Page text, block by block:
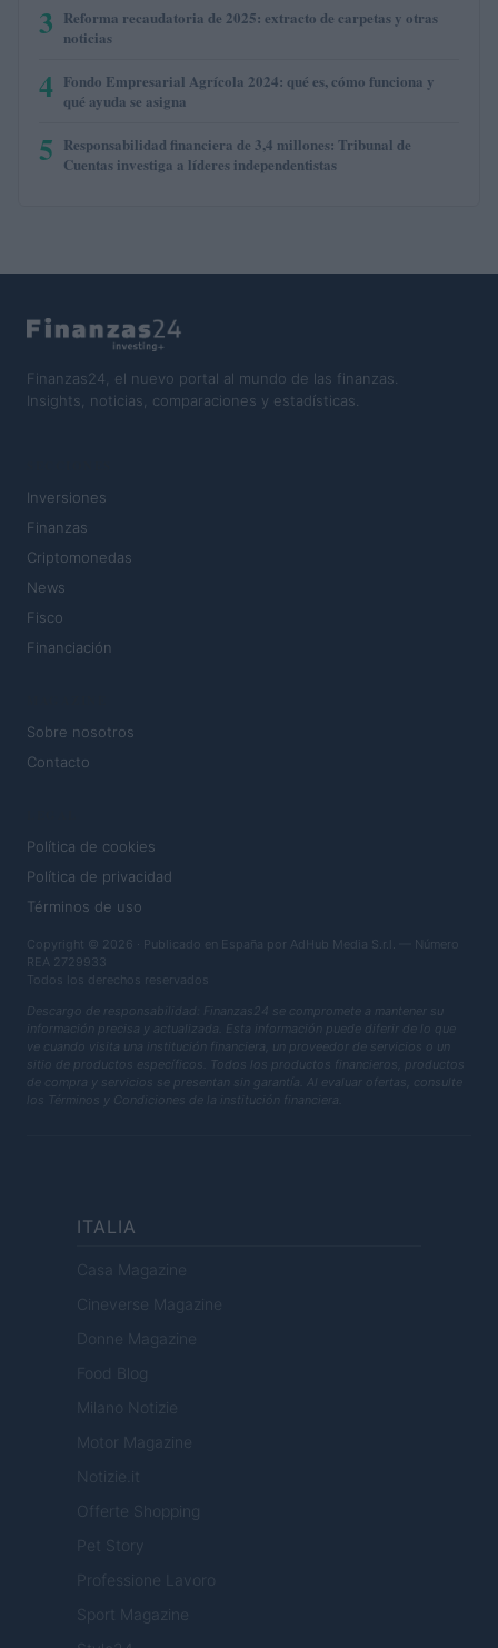
3 Reforma recaudatoria de 2025: extracto de carpetas y otras
noticias
4 Fondo Empresarial Agrícola 2024: qué es, cómo funciona y
qué ayuda se asigna
5 Responsabilidad financiera de 3,4 millones: Tribunal de
Cuentas investiga a líderes independentistas
Finanzas24, el nuevo portal al mundo de las finanzas.
Insights, noticias, comparaciones y estadísticas.
Inversiones
Finanzas
Criptomonedas
News
Fisco
Financiación
Sobre nosotros
Contacto
Política de cookies
Política de privacidad
Términos de uso
Copyright © 2026 · Publicado en España por AdHub Media S.r.l. — Número
REA 2729933
Todos los derechos reservados
Descargo de responsabilidad: Finanzas24 se compromete a mantener su
información precisa y actualizada. Esta información puede diferir de lo que
ve cuando visita una institución financiera, un proveedor de servicios o un
sitio de productos específicos. Todos los productos financieros, productos
de compra y servicios se presentan sin garantía. Al evaluar ofertas, consulte
los Términos y Condiciones de la institución financiera.
ITALIA
Casa Magazine
Cineverse Magazine
Donne Magazine
Food Blog
Milano Notizie
Motor Magazine
Notizie.it
Offerte Shopping
Pet Story
Professione Lavoro
Sport Magazine